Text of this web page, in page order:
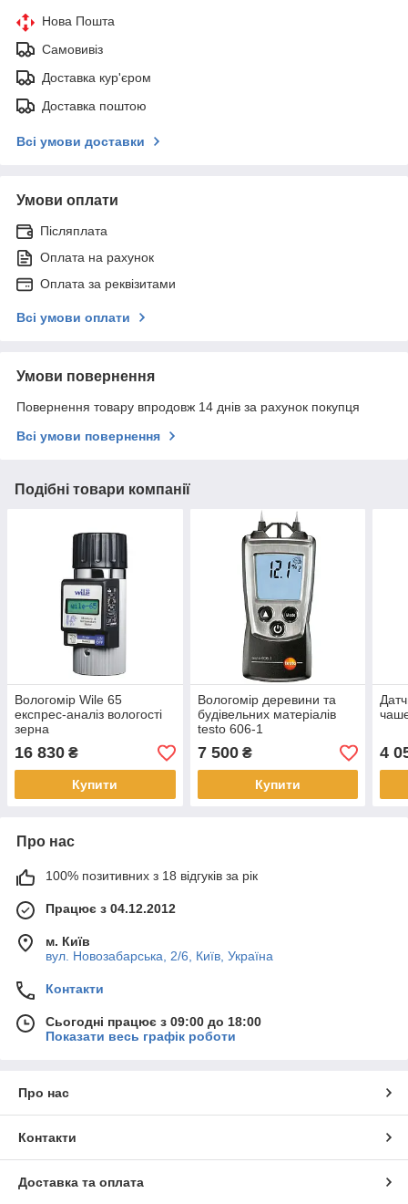
Нова Пошта
Самовивіз
Доставка кур'єром
Доставка поштою
Всі умови доставки
Умови оплати
Післяплата
Оплата на рахунок
Оплата за реквізитами
Всі умови оплати
Умови повернення
Повернення товару впродовж 14 днів за рахунок покупця
Всі умови повернення
Подібні товари компанії
Вологомір Wile 65
експрес-аналіз вологості
зерна
16 830 ₴
Купити
Вологомір деревини та
будівельних матеріалів
testo 606-1
7 500₴
Купити
4
Про нас
100% позитивних з 18 відгуків за рік
Працює з 04.12.2012
м. Київ
вул. Новозабарська, 2/6, Київ, Україна
Контакти
Сьогодні працює з 09:00 до 18:00
Показати весь графік роботи
Про нас
Контакти
Доставка та оплата